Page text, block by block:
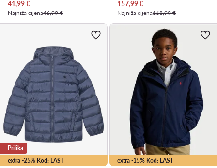
Trenutna cijena
41,99€
Najniža cijena46,99 €
Trenutna cijena
157,99€
Najniža cijena168,99 €
extra -25% Kod: LAST
Prilika
extra -15% Kod: LAST